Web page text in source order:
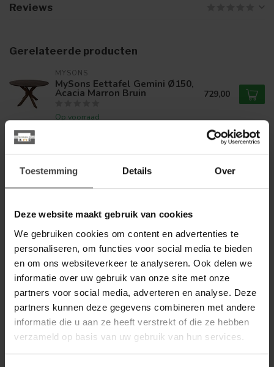
Toestemming Details Over
Deze website maakt gebruik van cookies
We gebruiken cookies om content en advertenties te
personaliseren, om functies voor social media te bieden
en om ons websiteverkeer te analyseren. Ook delen we
informatie over uw gebruik van onze site met onze
partners voor social media, adverteren en analyse. Deze
partners kunnen deze gegevens combineren met andere
informatie die u aan ze heeft verstrekt of die ze hebben
verzameld op basis van uw gebruik van hun services.
Reviews
Gerelateerde producten
MYSONS
MySons Eettafel Gemini Ø150,
Acacia Marron Bruin
Op voorraad
729,00
Starfurn Eettafel Madison
Sand | 130 cm
Op voorraad
599,00
Starfurn Eettafel Madison
Sand | 150 cm
Op voorraad
699,00
MYSONS
MySons Eettafel Gemini Ø130,
Acacia Marron Bruin
Op voorraad
629,00